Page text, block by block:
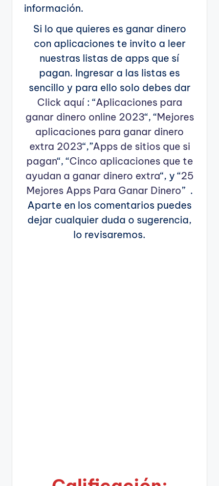
información.
Si lo que quieres es ganar dinero
con aplicaciones te invito a leer
nuestras listas de apps que sí
pagan. Ingresar a las listas es
sencillo y para ello solo debes dar
Click aquí: “Aplicaciones para
ganar dinero online 2023“, “Mejores
aplicaciones para ganar dinero
extra 2023“,”Apps de sitios que si
pagan“, “Cinco aplicaciones que te
ayudan a ganar dinero extra“, y “25
Mejores Apps Para Ganar Dinero” .
Aparte en los comentarios puedes
dejar cualquier duda o sugerencia,
lo revisaremos.